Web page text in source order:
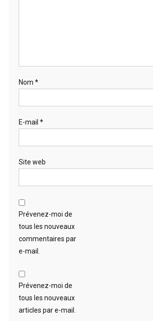
Nom *
E-mail *
Site web
Prévenez-moi de
tous les nouveaux
commentaires par
e-mail.
Prévenez-moi de
tous les nouveaux
articles par e-mail.